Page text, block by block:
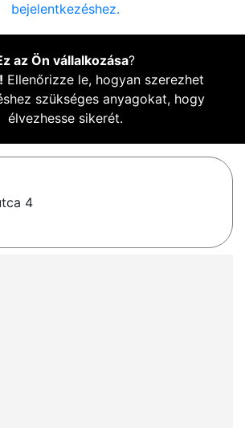
bejelentkezéshez.
az Ön vállalkozása?
Ellenőrizze le, hogyan szerezhet
szükséges anyagokat, hogy
élvezhesse sikerét.
4